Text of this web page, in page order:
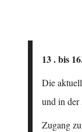
13 . bis
Die
und in
Zugang